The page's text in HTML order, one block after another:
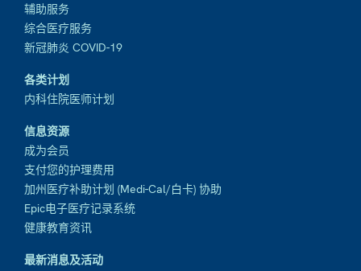
辅助服务
综合医疗服务
新冠肺炎 COVID-19
各类计划
内科住院医师计划
信息资源
成为会员
支付您的护理费用
加州医疗补助计划 (Medi-Cal/白卡) 协助
Epic电子医疗记录系统
健康教育资讯
最新消息及活动